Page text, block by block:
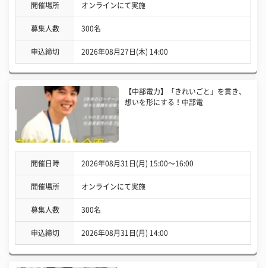
開催場所 オンラインにて実施
募集人数 300名
申込締切 2026年08月27日(木) 14:00
【中部電力】「きれいごと」を貫き、
想いを形にする！中部電
開催日時 2026年08月31日(月) 15:00〜16:00
開催場所 オンラインにて実施
募集人数 300名
申込締切 2026年08月31日(月) 14:00